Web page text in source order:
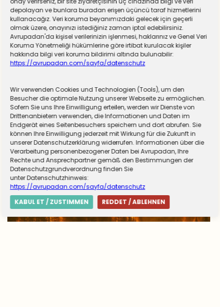
Almanya zorunlu askerliğe hazırlanıyor! Sivil
hizmet için düğmeye basıldı
depolayan ve bunlara buradan erişen üçüncü taraf hizmetlerini
kullanacağız. Veri koruma beyanımızdaki gelecek için geçerli
olmak üzere, onayınızı istediğiniz zaman iptal edebilirsiniz.
Avrupadan'da kişisel verilerinizin işlenmesi, haklarınız ve Genel Veri
Koruma Yönetmeliği hükümlerine göre irtibat kurulacak kişiler
hakkında bilgi veri koruma bildirimi altında bulunabilir:
https://avrupadan.com/sayfa/datenschutz
Wir verwenden Cookies und Technologien (Tools), um den
Besucher die optimale Nutzung unserer Webseite zu ermöglichen.
Sofern Sie uns Ihre Einwilligung erteilen, werden wir Dienste von
Drittenanbietern verwenden, die Informationen und Daten im
Endgerät eines Seitenbesuchers speichern und dort abrufen. Sie
können Ihre Einwilligung jederzeit mit Wirkung für die Zukunft in
unserer Datenschutzerklärung widerrufen. Informationen über die
Verarbeitung personenbezogener Daten bei Avrupadan, Ihre
Rechte und Ansprechpartner gemäß den Bestimmungen der
Datenschutzgrundverordnung finden Sie
unter Datenschutzhinweis:
https://avrupadan.com/sayfa/datenschutz
KABUL ET / ZUSTIMMEN
REDDET / ABLEHNEN